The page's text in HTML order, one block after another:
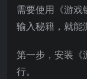
需要使用《游
输入秘籍，就能
第一步，安装
行。